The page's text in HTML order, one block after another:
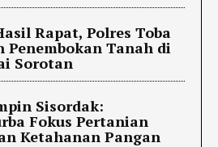
Rapat, Polres Toba
Penembokan Tanah di
Sorotan
Sisordak:
Fokus Pertanian
Ketahanan Pangan